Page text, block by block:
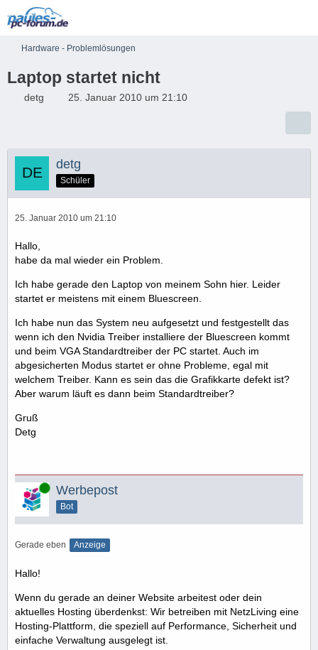
Hardware - Problemlösungen
Laptop startet nicht
detg 25. Januar 2010 um 21:10
detg
Schüler
25. Januar 2010 um 21:10
Hallo,
habe da mal wieder ein Problem.
Ich habe gerade den Laptop von meinem Sohn hier. Leider
startet er meistens mit einem Bluescreen.
Ich habe nun das System neu aufgesetzt und festgestellt das
wenn ich den Nvidia Treiber installiere der Bluescreen kommt
und beim VGA Standardtreiber der PC startet. Auch im
abgesicherten Modus startet er ohne Probleme, egal mit
welchem Treiber. Kann es sein das die Grafikkarte defekt ist?
Aber warum läuft es dann beim Standardtreiber?
Gruß
Detg
Online Werbepost
Bot
Gerade eben Anzeige
Hallo!
Wenn du gerade an deiner Website arbeitest oder dein
aktuelles Hosting überdenkst: Wir betreiben mit NetzLiving eine
Hosting-Plattform, die speziell auf Performance, Sicherheit und
einfache Verwaltung ausgelegt ist.